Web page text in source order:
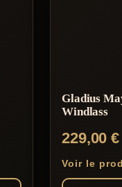
Gladius
Windlass
229,00€
Voir le